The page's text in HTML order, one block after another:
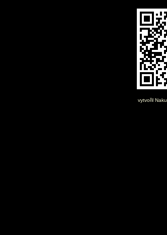
vytvořil Naku